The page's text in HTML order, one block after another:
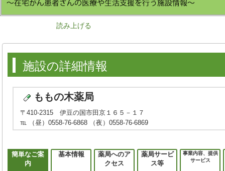
読み上げる
施設の詳細情報
ももの木薬局
〒410-2315 伊豆の国市田京１６５－１７
℡ （昼）0558-76-6868 （夜）0558-76-6869
簡単なご案
内
基本情報
薬局へのア
クセス
薬局サービ
ス等
事業内容、提供
サービス